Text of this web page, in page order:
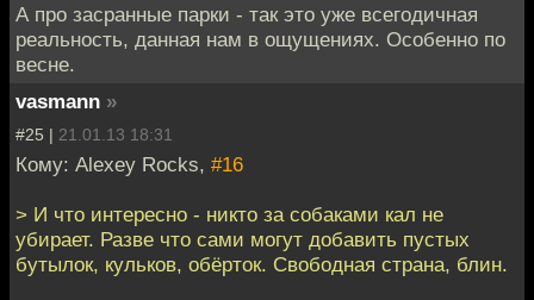
А про засранные парки - так это уже всегодичная
реальность, данная нам в ощущениях. Особенно по
весне.
vasmann »
#25 | 21.01.13 18:31
Кому: Alexey Rocks, #16
> И что интересно - никто за собаками кал не
убирает. Разве что сами могут добавить пустых
бутылок, кульков, обёрток. Свободная страна, блин.